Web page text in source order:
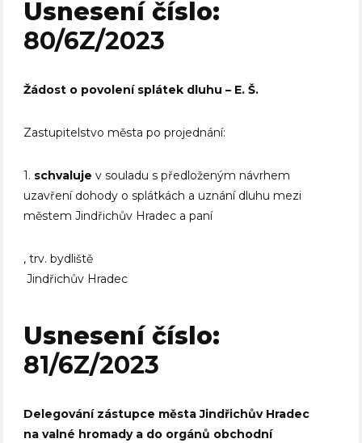
Usnesení číslo:
80/6Z/2023
Žádost o povolení splátek dluhu – E. Š.
Zastupitelstvo města po projednání:
1. schvalujev souladu s předloženým návrhem
uzavření dohody o splátkách a uznání dluhu mezi
městem Jindřichův Hradec a paní
, trv. bydliště
Jindřichův Hradec
Usnesení číslo:
81/6Z/2023
Delegování zástupce města Jindřichův Hradec
na valné hromady a do orgánů obchodní